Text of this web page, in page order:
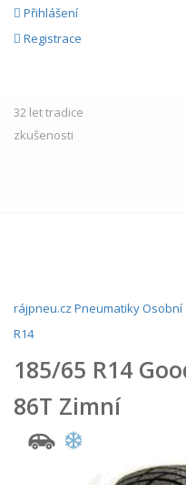
Přihlášení
Registrace
32 lettradice
zkušenosti
rájpneu.cz PneumatikyOsobní
R14
185/65 R14
86T Zimní